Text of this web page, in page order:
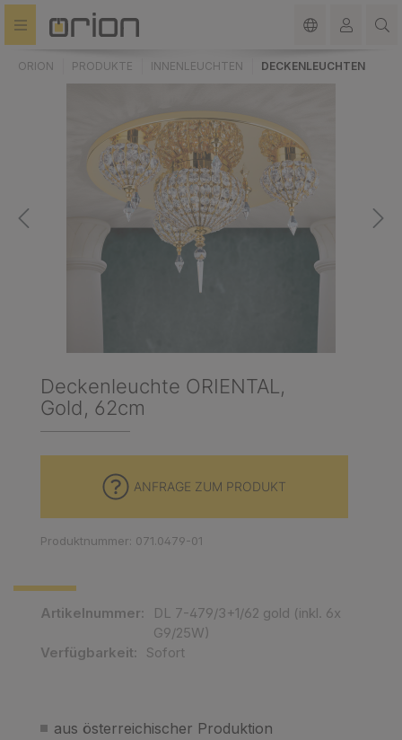
springen
ORION PRODUKTE INNENLEUCHTEN DECKENLEUCHTEN
Deckenleuchte ORIENTAL,
Gold, 62cm
aus österreichischer Produktion
Artikelnummer:
DL 7-479/3+1/62 gold (inkl. 6x
G9/25W)
Verfügbarkeit:
Sofort
ANFRAGE ZUM PRODUKT
Produktnummer: 071.0479-01